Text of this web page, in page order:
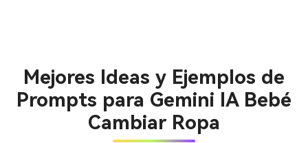
Mejores Ideas y Ejemplos de
Prompts para Gemini IA Bebé
Cambiar Ropa